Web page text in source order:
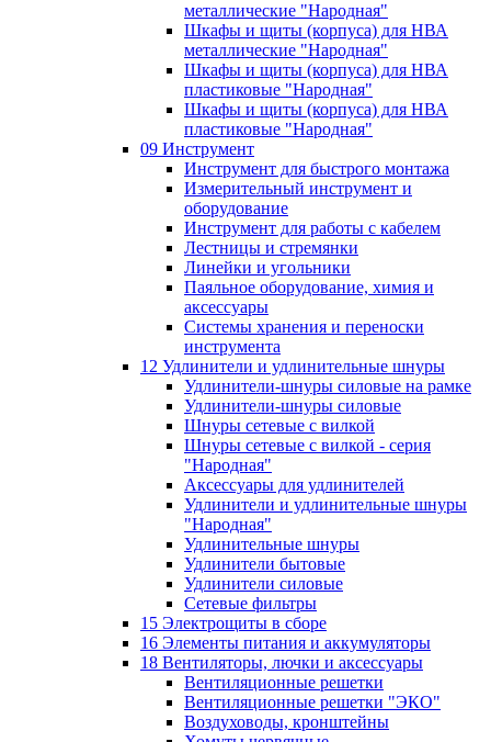
металлические "Народная"
Шкафы и щиты (корпуса) для НВА
металлические "Народная"
Шкафы и щиты (корпуса) для НВА
пластиковые "Народная"
Шкафы и щиты (корпуса) для НВА
пластиковые "Народная"
09 Инструмент
Инструмент для быстрого монтажа
Измерительный инструмент и
оборудование
Инструмент для работы с кабелем
Лестницы и стремянки
Линейки и угольники
Паяльное оборудование, химия и
аксессуары
Системы хранения и переноски
инструмента
12 Удлинители и удлинительные шнуры
Удлинители-шнуры силовые на рамке
Удлинители-шнуры силовые
Шнуры сетевые с вилкой
Шнуры сетевые с вилкой - серия
"Народная"
Аксессуары для удлинителей
Удлинители и удлинительные шнуры
"Народная"
Удлинительные шнуры
Удлинители бытовые
Удлинители силовые
Сетевые фильтры
15 Электрощиты в сборе
16 Элементы питания и аккумуляторы
18 Вентиляторы, лючки и аксессуары
Вентиляционные решетки
Вентиляционные решетки "ЭКО"
Воздуховоды, кронштейны